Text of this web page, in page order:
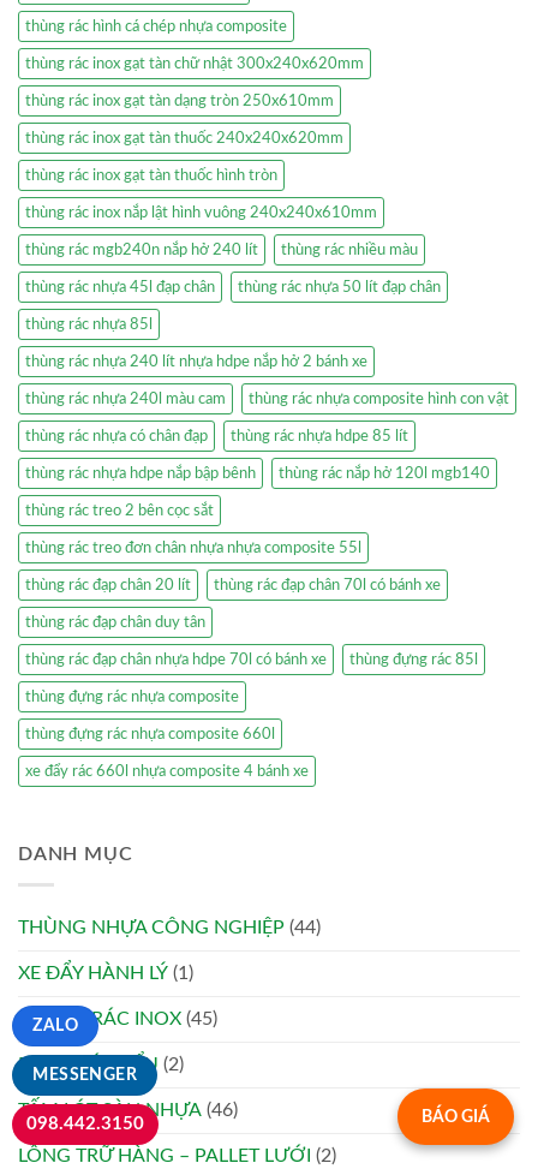
thùng rác hình cá chép nhựa composite
thùng rác inox gạt tàn chữ nhật 300x240x620mm
thùng rác inox gạt tàn dạng tròn 250x610mm
thùng rác inox gạt tàn thuốc 240x240x620mm
thùng rác inox gạt tàn thuốc hình tròn
thùng rác inox nắp lật hình vuông 240x240x610mm
thùng rác mgb240n nắp hở 240 lít thùng rác nhiều màu
thùng rác nhựa 45l đạp chân thùng rác nhựa 50 lít đạp chân
thùng rác nhựa 85l
thùng rác nhựa 240 lít nhựa hdpe nắp hở 2 bánh xe
thùng rác nhựa 240l màu cam thùng rác nhựa composite hình con vật
thùng rác nhựa có chân đạp thùng rác nhựa hdpe 85 lít
thùng rác nhựa hdpe nắp bập bênh thùng rác nắp hở 120l mgb140
thùng rác treo 2 bên cọc sắt
thùng rác treo đơn chân nhựa nhựa composite 55l
thùng rác đạp chân 20 lít thùng rác đạp chân 70l có bánh xe
thùng rác đạp chân duy tân
thùng rác đạp chân nhựa hdpe 70l có bánh xe thùng đựng rác 85l
thùng đựng rác nhựa composite
thùng đựng rác nhựa composite 660l
xe đẩy rác 660l nhựa composite 4 bánh xe
DANH MỤC
THÙNG NHỰA CÔNG NGHIỆP (44)
XE ĐẨY HÀNH LÝ (1)
THÙNG RÁC INOX (45)
BỤC PHÁT BIỂU (2)
TẤM LÓT SÀN NHỰA (46)
LỒNG TRỮ HÀNG – PALLET LƯỚI (2)
BÁO GIÁ
MESSENGER
ZALO
098.442.3150